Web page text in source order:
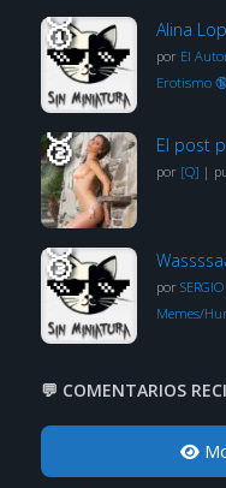
Alina
por El
Erotismo
El post
por [Q] |
por SERGIO
Memes/
💬 COMENTARIOS